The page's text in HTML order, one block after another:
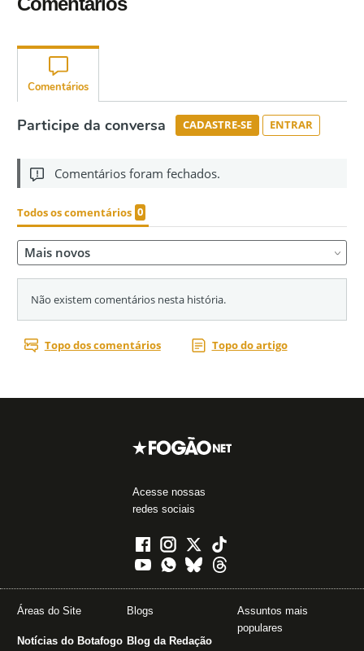
Acesse nossas
redes sociais
Áreas do Site
Notícias do Botafogo
Blogs
Blog da Redação
Assuntos mais
populares